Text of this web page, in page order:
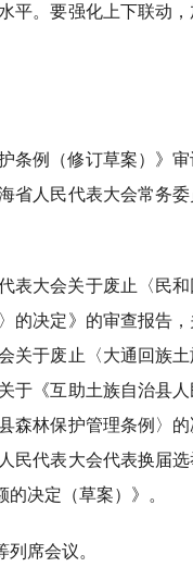
平。要强化上下联动
例（修订草案）》
人民代表大会常务
大会关于废止〈民和
的决定》的审查报告
关于废止〈大通回族
于《互助土族自治县
森林保护管理条例〉
民代表大会代表换届
决定（草案）》。
席会议。